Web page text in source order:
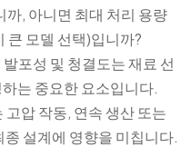
까, 아니면 최대 처리 용량
모델 선택)입니까?
포성 및 청결도는 재료 선
는 중요한 요소입니다.
고압 작동, 연속 생산 또는
설계에 영향을 미칩니다.